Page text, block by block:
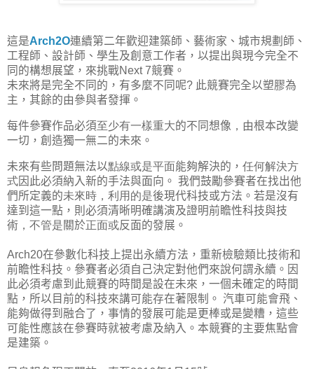
這是Arch2O連續第二年歡迎建築師、藝術家、城市規劃師、
工程師、設計師、學生及創意工作者，以提出與現今完全不
同的構想展望，來挑戰Next 7競賽。
未來將是完全不同的，有多麼不同呢? 此競賽完全以塑膠為
主，其餘的由參與者發揮。
每件參賽作品必須至少有一樣重大的不同想像 ， 由根本改變
一切， 創造獨一無二的未來。
未來有些問題無法以點線或是平面能夠解決的， 任何解決方
式因此必須納入新的手法與面向。 我們鼓勵參賽者在找出他
們所定義的未來時，利用的是後現代科技或方法。若是沒有
達到這一點，則必須清晰明確講演及證明前瞻性科技與技
術 ，不管是關於正面或反面的發展。
Arch20在參數化科技上提出永續方法，重新檢驗類比技術和
前瞻性科技。參賽者必須自己決定對他們來說何謂永續。因
此必須考慮到此競賽的時間是設在未來，一個未確定的時間
點，所以目前的科技來講可能存在著限制。 汽車可能會飛、
能夠做得到融合了，事情的發展可能是更棒或是變糟，這些
可能性應該在參賽時就被考慮及納入。本競賽的主要焦點會
是建築。